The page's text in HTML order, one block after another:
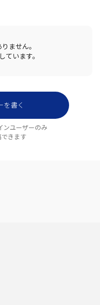
ません。
ています。
を書く
ンユーザーのみ
できます